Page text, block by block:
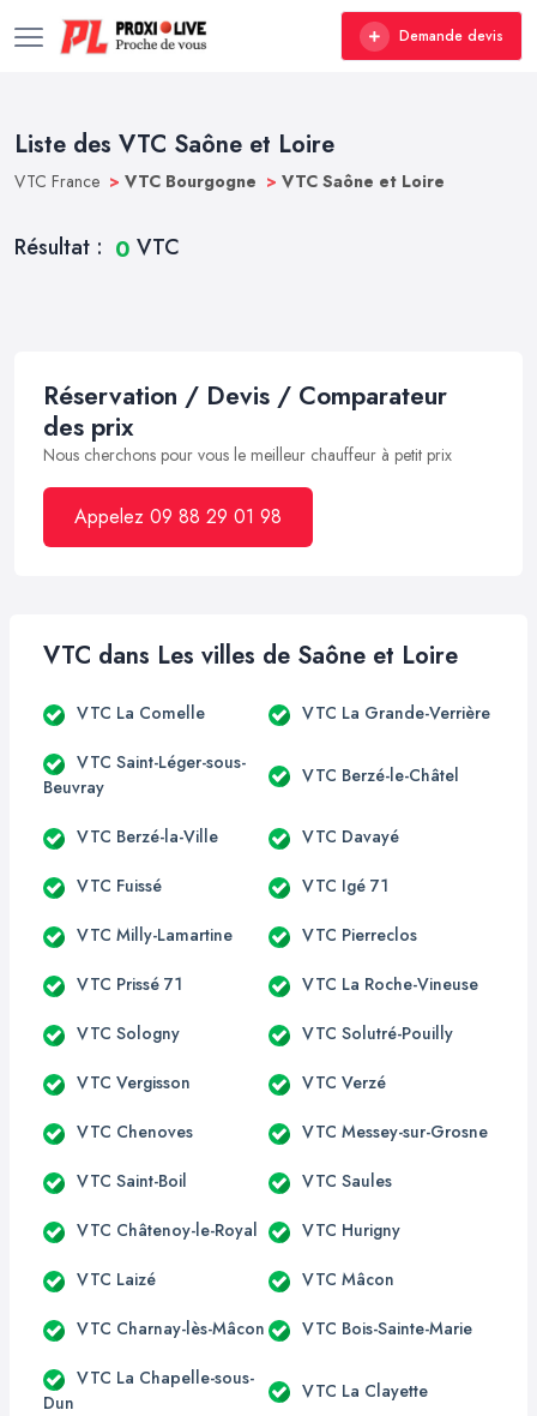
Demande devis
Liste des VTC Saône et Loire
VTC France > VTC Bourgogne > VTC Saône et Loire
Résultat : 0 VTC
Réservation / Devis / Comparateur
des prix
Nous cherchons pour vous le meilleur chauffeur à petit prix
Appelez 09 88 29 01 98
VTC dans Les villes de Saône et Loire
VTC La Comelle VTC La Grande-Verrière
VTC Saint-Léger-sous-
Beuvray
VTC Berzé-le-Châtel
VTC Berzé-la-Ville VTC Davayé
VTC Fuissé VTC Igé 71
VTC Milly-Lamartine VTC Pierreclos
VTC Prissé 71 VTC La Roche-Vineuse
VTC Sologny VTC Solutré-Pouilly
VTC Vergisson VTC Verzé
VTC Chenoves VTC Messey-sur-Grosne
VTC Saint-Boil VTC Saules
VTC Châtenoy-le-Royal VTC Hurigny
VTC Laizé VTC Mâcon
VTC Charnay-lès-Mâcon VTC Bois-Sainte-Marie
VTC La Chapelle-sous-
Dun
VTC La Clayette